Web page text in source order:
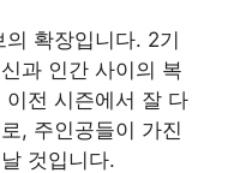
확장입니다. 2기
과 인간 사이의 복
전 시즌에서 잘 다
, 주인공들이 가진
것입니다.